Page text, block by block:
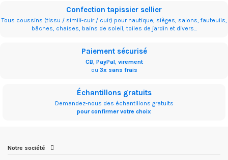
Confection tapissier sellier
Tous coussins (tissu / simili-cuir / cuir) pour nautique, sièges, salons, fauteuils,
bâches, chaises, bains de soleil, toiles de jardin et divers...
Paiement sécurisé
CB PayPal, virement
ou 3x sans frais
Échantillons gratuits
Demandez-nous des échantillons gratuits
pour confirmer votre choix
Notre société